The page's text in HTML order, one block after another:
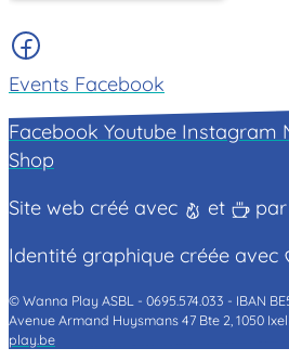
Events Facebook
Facebook Youtube Instagram
Shop
Site web créé avec
et par
Identité graphique créée avec
© Wanna Play ASBL - 0695.574.033 - IBAN
Avenue Armand Huysmans 47 Bte 2, 1050